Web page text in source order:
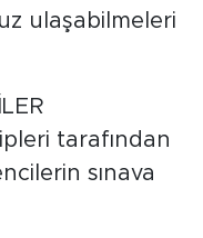
ulaşabilmeleri
tarafından
sınava